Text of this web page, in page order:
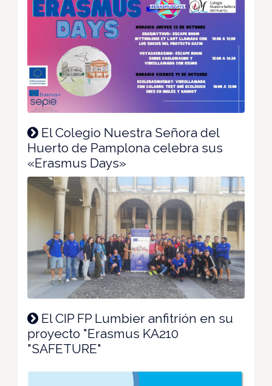
El Colegio Nuestra Señora del
Huerto de Pamplona celebra sus
«Erasmus Days»
El CIP FP Lumbier anfitrión en su
proyecto "Erasmus KA210
"SAFETURE"